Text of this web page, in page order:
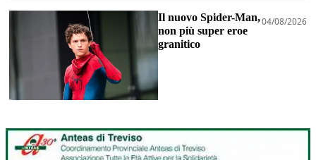
Il nuovo Spider-Man,
non più super eroe
granitico
04/08/2026